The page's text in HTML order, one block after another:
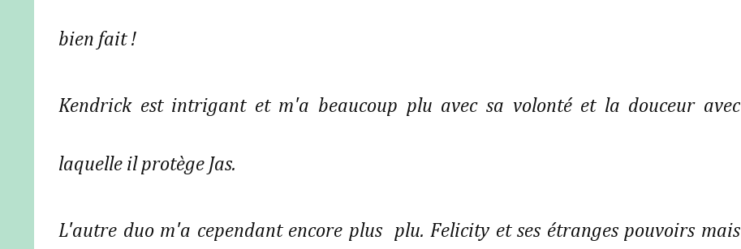
bien fait !
Kendrick est intrigant et m'a beaucoup plu avec sa volonté et la douceur avec
laquelle il protège Jas.
L'autre duo m'a cependant encore plus plu. Felicity et ses étranges pouvoirs mais